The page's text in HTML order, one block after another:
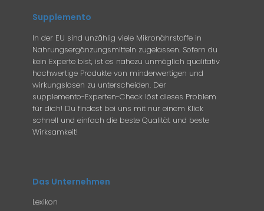
Supplemento
In der EU sind unzählig viele Mikronährstoffe in
Nahrungsergänzungsmitteln zugelassen. Sofern du
kein Experte bist, ist es nahezu unmöglich qualitativ
hochwertige Produkte von minderwertigen und
wirkungslosen zu unterscheiden. Der
supplemento-Experten-Check löst dieses Problem
für dich! Du findest bei uns mit nur einem Klick
schnell und einfach die beste Qualität und beste
Wirksamkeit!
Das Unternehmen
Lexikon